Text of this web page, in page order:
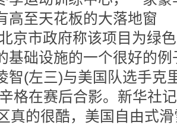
高至天花板的大落地窗
京市政府称该项目为绿
基础设施的一个很好的
智(左三)与美国队选手克
格在赛后合影。新华社
真的很酷，美国自由式